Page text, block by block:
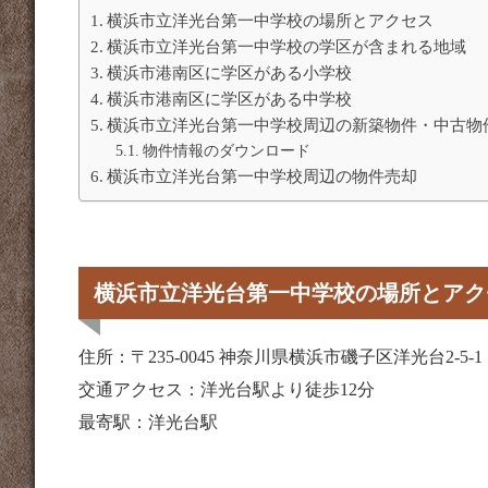
横浜市立洋光台第一中学校の場所とアクセス
横浜市立洋光台第一中学校の学区が含まれる地域
横浜市港南区に学区がある小学校
横浜市港南区に学区がある中学校
横浜市立洋光台第一中学校周辺の新築物件・中古物
物件情報のダウンロード
横浜市立洋光台第一中学校周辺の物件売却
横浜市立洋光台第一中学校の場所とア
住所：〒235-0045 神奈川県横浜市磯子区洋光台2-5-1
交通アクセス：洋光台駅より徒歩12分
最寄駅：洋光台駅